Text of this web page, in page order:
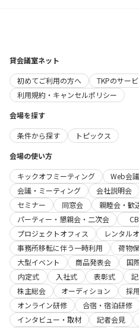
貸会議室ネット
初めてご利用の方へ
TKPのサー
利用規約・キャンセルポリシー
会場を探す
条件から探す
トピックス
会場の使い方
キックオフミーティング
Web会
会議・ミーティング
会社説明会
セミナー
同窓会 親睦会・歓
パーティー・懇親会・二次会
プロジェクトオフィス
レンタル
事務所移転に伴う一時利用
荷物
大型イベント
商品発表会 国
内定式
入社式 表彰式
株主総会
オーディション 採
オンライン研修
合宿・宿泊研修
インタビュー・取材
記者会見